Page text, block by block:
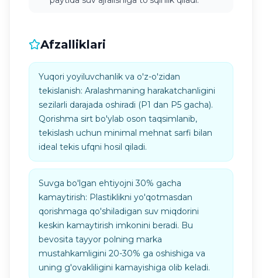
Afzalliklari
Yuqori yoyiluvchanlik va o'z-o'zidan
tekislanish: Aralashmaning harakatchanligini
sezilarli darajada oshiradi (P1 dan P5 gacha).
Qorishma sirt bo'ylab oson taqsimlanib,
tekislash uchun minimal mehnat sarfi bilan
ideal tekis ufqni hosil qiladi.
Suvga bo'lgan ehtiyojni 30% gacha
kamaytirish: Plastiklikni yo'qotmasdan
qorishmaga qo'shiladigan suv miqdorini
keskin kamaytirish imkonini beradi. Bu
bevosita tayyor polning marka
mustahkamligini 20-30% ga oshishiga va
uning g'ovakliligini kamayishiga olib keladi.